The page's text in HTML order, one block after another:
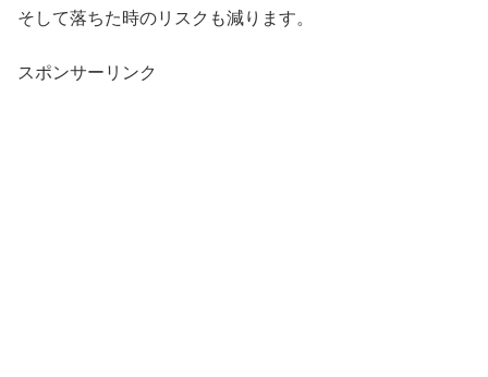
そして落ちた時のリスクも減ります。
スポンサーリンク